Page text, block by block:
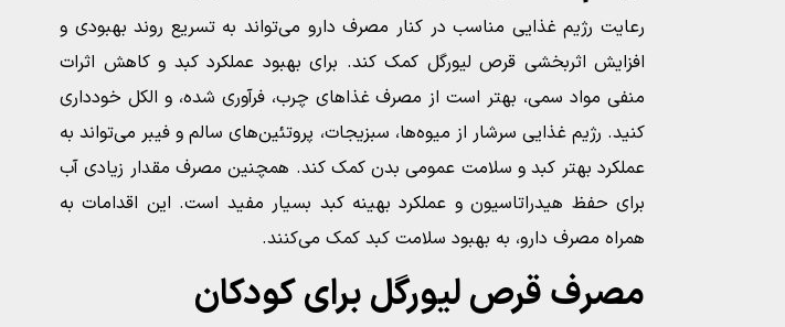
رعایت رژیم غذایی مناسب در کنار مصرف دارو می‌تواند به تسریع روند بهبودی و
افزایش اثربخشی قرص لیورگل کمک کند. برای بهبود عملکرد کبد و کاهش اثرات
منفی مواد سمی، بهتر است از مصرف غذاهای چرب، فرآوری شده، و الکل خودداری
کنید. رژیم غذایی سرشار از میوه‌ها، سبزیجات، پروتئین‌های سالم و فیبر می‌تواند به
عملکرد بهتر کبد و سلامت عمومی بدن کمک کند. همچنین مصرف مقدار زیادی آب
برای حفظ هیدراتاسیون و عملکرد بهینه کبد بسیار مفید است. این اقدامات به
همراه مصرف دارو، به بهبود سلامت کبد کمک می‌کنند.
مصرف قرص لیورگل برای کودکان